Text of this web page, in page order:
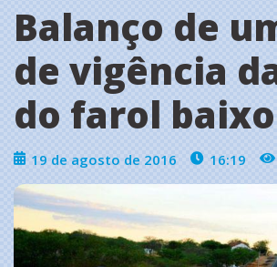
Balanço de
de vigência
do farol baixo
19 de agosto de 2016 16:19